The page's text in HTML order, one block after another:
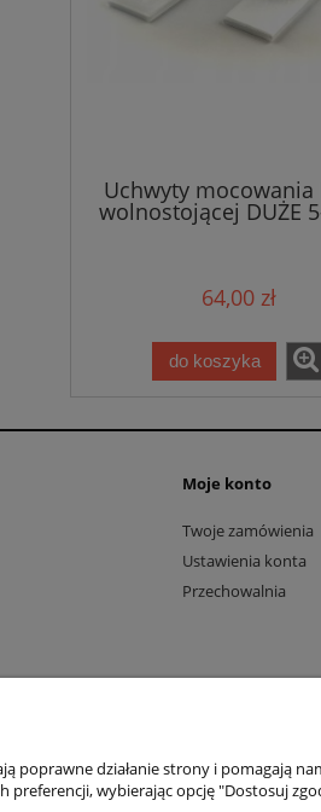
Uchwyty mocowania
wolnostojącej DUŻE
64,00 zł
do koszyka
Moje konto
Twoje zamówienia
Ustawienia konta
Przechowalnia
poprawne działanie strony i pomagają
preferencji, wybierając opcję "Dostosuj